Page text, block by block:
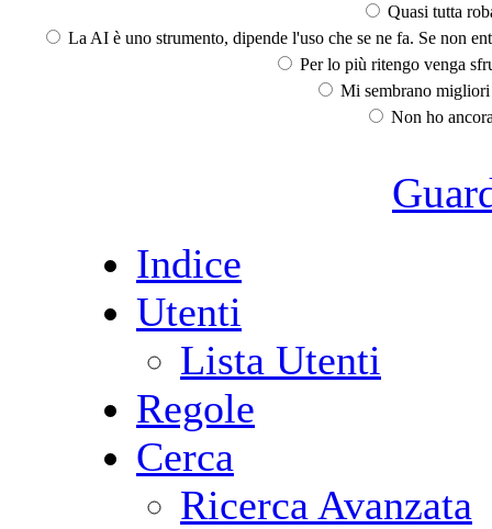
Quasi tutta
La AI è uno strumento, dipende l'uso che se ne fa. Se non
Per lo più ritengo venga
Mi sembrano
Non ho
Indice
Utenti
Lista Utenti
Regole
Cerca
Ricerca Avanzata